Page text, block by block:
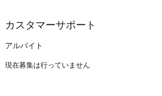
カスタマーサポート
アルバイト
現在募集は行っていません